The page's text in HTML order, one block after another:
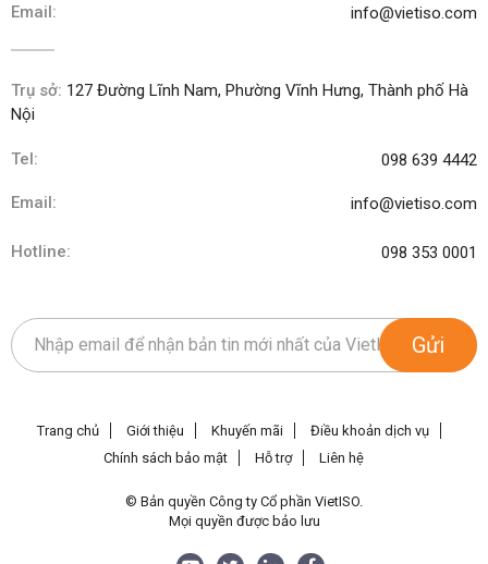
Email: info@vietiso.com
Trụ sở: 127 Đường Lĩnh Nam, Phường Vĩnh Hưng, Thành phố Hà
Nội
Tel: 098 639 4442
Email: info@vietiso.com
Hotline: 098 353 0001
Gửi
Trang chủ Giới thiệu Khuyến mãi
Điều khoản dịch vụ
Chính sách bảo mật
Hỗ trợ Liên hệ
© Bản quyền Công ty Cổ phần VietISO.
Mọi quyền được bảo lưu